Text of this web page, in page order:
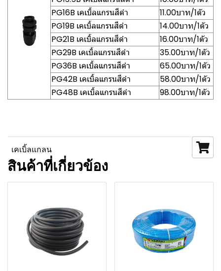
PG16B เคเบิ้ลแกรนสีดำ
11.00บาท/1ตัว
PG19B เคเบิ้ลแกรนสีดำ
14.00บาท/1ตัว
PG21B เคเบิ้ลแกรนสีดำ
16.00บาท/1ตัว
PG29B เคเบิ้ลแกรนสีดำ
35.00บาท/1ตัว
PG36B เคเบิ้ลแกรนสีดำ
65.00บาท/1ตัว
PG42B เคเบิ้ลแกรนสีดำ
58.00บาท/1ตัว
PG48B เคเบิ้ลแกรนสีดำ
98.00บาท/1ตัว
เคเบิ้ลแกลน
สินค้าที่เกี่ยวข้อง